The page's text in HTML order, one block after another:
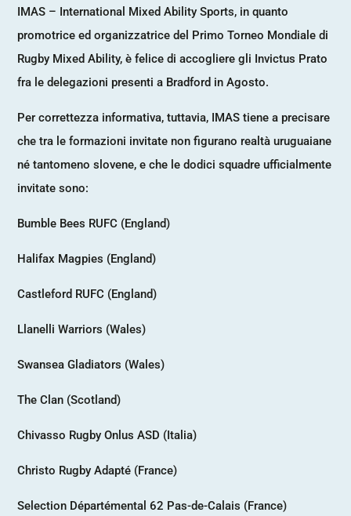
IMAS – International Mixed Ability Sports, in quanto
promotrice ed organizzatrice del Primo Torneo Mondiale di
Rugby Mixed Ability, è felice di accogliere gli Invictus Prato
fra le delegazioni presenti a Bradford in Agosto.
Per correttezza informativa, tuttavia, IMAS tiene a precisare
che tra le formazioni invitate non figurano realtà uruguaiane
né tantomeno slovene, e che le dodici squadre ufficialmente
invitate sono:
Bumble Bees RUFC (England)
Halifax Magpies (England)
Castleford RUFC (England)
Llanelli Warriors (Wales)
Swansea Gladiators (Wales)
The Clan (Scotland)
Chivasso Rugby Onlus ASD (Italia)
Christo Rugby Adapté (France)
Selection Départémental 62 Pas-de-Calais (France)